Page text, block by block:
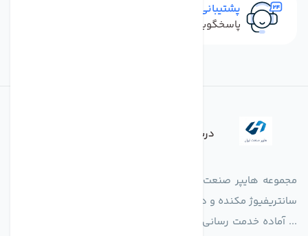
پشتیبانی سریع
پاسخگویی سریع به تماس‌ها و پیام‌ها
درباره فروشگاه
مجموعه هایپر صنعت ایران در امر تولید و واردات انواع فن های
سانتریفیوژ مکنده و دمنده آکسیال، سقفی، بین کانالی، مرغداری و
... آماده خدمت رسانی به شرکت های تولیدی، صنعتی و ساختمانی